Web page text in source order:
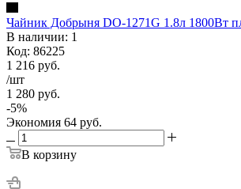
Чайник Добрыня DO-1271G 1.8л 1800Вт
В наличии: 1
Код: 86225
1 216 руб.
/шт
1 280 руб.
-5%
Экономия 64 руб.
В корзину